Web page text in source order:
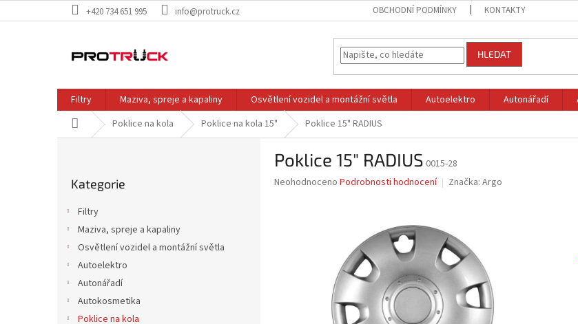
na
+420 734 651 995 info@protruck.cz OBCHODNÍ PODMÍNKY KONTAKTY
HLEDAT
Filtry Maziva, spreje a kapaliny Osvětlení vozidel a montážní světla Autoelektro Autonářadí
Domů Poklice na kola Poklice na kola 15" Poklice 15" RADIUS
kategorie
Kategorie
Filtry
Maziva, spreje a kapaliny
Osvětlení vozidel a montážní světla
Autoelektro
Autonářadí
Autokosmetika
Poklice na kola
Poklice 15" RADIUS 0015-28
Průměrné
Neohodnoceno Podrobnosti hodnocení Značka: Argo